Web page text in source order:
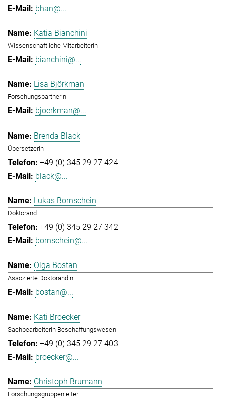
bhan@...
Katia Bianchini
Wissenschaftliche Mitarbeiterin
bianchini@...
Lisa Björkman
Forschungspartnerin
bjoerkman@...
Brenda Black
Übersetzerin
+49 (0) 345 29 27 424
black@...
Lukas Bornschein
Doktorand
+49 (0) 345 29 27 342
bornschein@...
Olga Bostan
Assozierte Doktorandin
bostan@...
Kati Broecker
Sachbearbeiterin Beschaffungswesen
+49 (0) 345 29 27 403
broecker@...
Christoph Brumann
Forschungsgruppenleiter